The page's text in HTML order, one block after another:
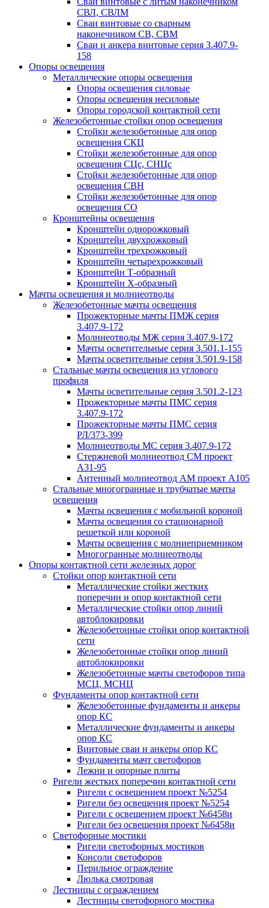
СВЛ, СВЛМ
Сваи винтовые со сварным
наконечником СВ, СВМ
Сваи и анкера винтовые серия 3.407.9-
158
Опоры освещения
Металлические опоры освещения
Опоры освещения силовые
Опоры освещения несиловые
Опоры городской контактной сети
Железобетонные стойки опор освещения
Стойки железобетонные для опор
освещения СКЦ
Стойки железобетонные для опор
освещения СЦс, СНЦс
Стойки железобетонные для опор
освещения СВН
Стойки железобетонные для опор
освещения СО
Кронштейны освещения
Кронштейн однорожковый
Кронштейн двухрожковый
Кронштейн трехрожковый
Кронштейн четырехрожковый
Кронштейн Т-образный
Кронштейн Х-образный
Мачты освещения и молниеотводы
Железобетонные мачты освещения
Прожекторные мачты ПМЖ серия
3.407.9-172
Молниеотводы МЖ серия 3.407.9-172
Мачты осветительные серия 3.501.1-155
Мачты осветительные серия 3.501.9-158
Стальные мачты освещения из углового
профиля
Мачты осветительные серия 3.501.2-123
Прожекторные мачты ПМС серия
3.407.9-172
Прожекторные мачты ПМС серия
РЛ/373-399
Молниеотводы МС серия 3.407.9-172
Стержневой молниеотвод СМ проект
А31-95
Антенный молниеотвод АМ проект А105
Стальные многогранные и трубчатые мачты
освещения
Мачты освещения с мобильной короной
Мачты освещения со стационарной
решеткой или короной
Мачты освещения с молниеприемником
Многогранные молниеотводы
Опоры контактной сети железных дорог
Стойки опор контактной сети
Металлические стойки жестких
поперечин и опор контактной сети
Металлические стойки опор линий
автоблокировки
Железобетонные стойки опор контактной
сети
Железобетонные стойки опор линий
автоблокировки
Железобетонные мачты светофоров типа
МСЦ, МСНЦ
Фундаменты опор контактной сети
Железобетонные фундаменты и анкеры
опор КС
Металлические фундаменты и анкеры
опор КС
Винтовые сваи и анкеры опор КС
Фундаменты мачт светофоров
Лежни и опорные плиты
Ригели жестких поперечин контактной сети
Ригели с освещением проект №5254
Ригели без освещения проект №5254
Ригели с освещением проект №6458и
Ригели без освещения проект №6458и
Светофорные мостики
Ригели светофорных мостиков
Консоли светофоров
Перильное ограждение
Люлька смотровая
Лестницы с ограждением
Лестницы светофорного мостика